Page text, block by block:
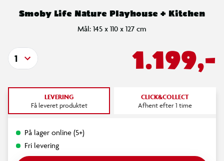
Smoby Life Nature Playhouse + Kitchen
Mål: 145 x 110 x 127 cm
1.199,-
1
LEVERING
Få leveret produktet
CLICK&COLLECT
Afhent efter 1 time
På lager online (5+)
Fri levering